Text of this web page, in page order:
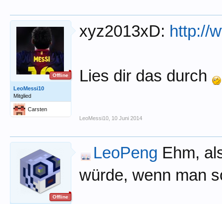
Offline
LeoMessi10
Mitglied
Carsten
xyz2013xD: http://
Lies dir das durch
LeoMessi10 10 Juni 2014
Offline
LeoPeng Ehm,
würde, wenn man